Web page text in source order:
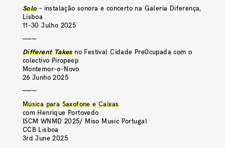
Solo– instalação sonora e concerto na Galeria Diferença,
Lisboa
11-30 Julho 2025
———
Different Takesno Festival Cidade Pre0cupada com o
colectivo Piropeep
Montemor-o-Novo
26 Junho 2025
———
Música para Saxofone e Caixas
com Henrique Portovedo
ISCM WNMD 2025/ Miso Music Portugal
CCB Lisboa
3rd June 2025